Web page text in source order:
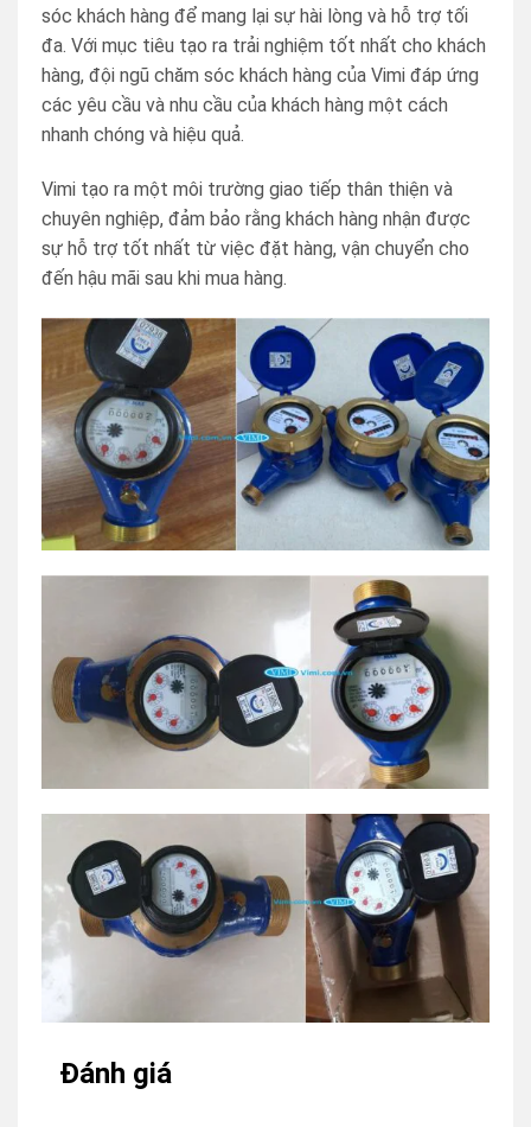
sóc khách hàng để mang lại sự hài lòng và hỗ trợ tối
đa. Với mục tiêu tạo ra trải nghiệm tốt nhất cho khách
hàng, đội ngũ chăm sóc khách hàng của Vimi đáp ứng
các yêu cầu và nhu cầu của khách hàng một cách
nhanh chóng và hiệu quả.
Vimi tạo ra một môi trường giao tiếp thân thiện và
chuyên nghiệp, đảm bảo rằng khách hàng nhận được
sự hỗ trợ tốt nhất từ việc đặt hàng, vận chuyển cho
đến hậu mãi sau khi mua hàng.
Đánh giá